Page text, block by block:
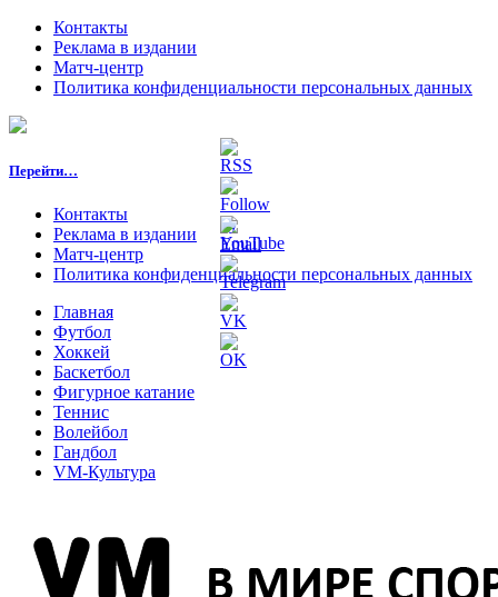
Контакты
Реклама в издании
Матч-центр
Политика конфиденциальности персональных данных
Перейти…
Контакты
Реклама в издании
Матч-центр
Политика конфиденциальности персональных данных
Главная
Футбол
Хоккей
Баскетбол
Фигурное катание
Теннис
Волейбол
Гандбол
VM-Культура